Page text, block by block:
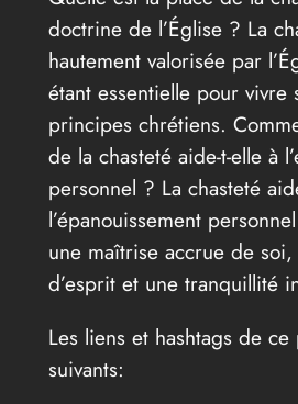
doctrine de l’Église ? La
hautement valorisée par
étant essentielle pour vivre
principes chrétiens.
de la chasteté aide-t-elle à
personnel ? La chasteté
l’épanouissement
une maîtrise accrue de
d’esprit et une tranquillité
Les liens et hashtags de ce
suivants: